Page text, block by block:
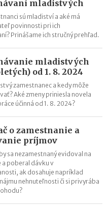
mladistvých
sú mladiství a aké má
povinnosti pri ich
Prinášame ich stručný prehľad.
mladistvých
od 1. 8. 2024
zamestnanec a kedy môže
Aké zmeny priniesla novela
účinná od 1. 8. 2024?
o zamestnanie a
príjmov
sa nezamestnaný evidoval na
a poberal dávku v
ak dosahuje napríklad
nehnuteľnosti či si privyrába